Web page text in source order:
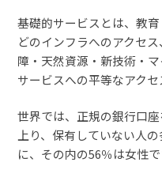
基礎的サービスとは、教
どのインフラへのアクセ
障・天然資源・新技術・
サービスへの平等なアクセ
世界では、正規の銀行口
上り、保有していない人
に、その内の56％は女性で